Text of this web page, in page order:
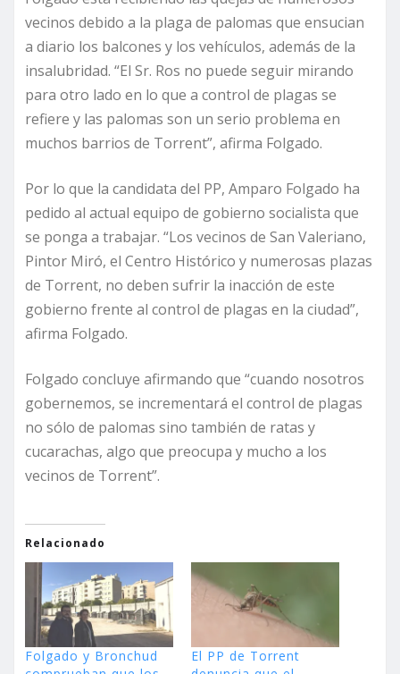
vecinos debido a la plaga de palomas que ensucian
a diario los balcones y los vehículos, además de la
insalubridad. “El Sr. Ros no puede seguir mirando
para otro lado en lo que a control de plagas se
refiere y las palomas son un serio problema en
muchos barrios de Torrent”, afirma Folgado.
Por lo que la candidata del PP, Amparo Folgado ha
pedido al actual equipo de gobierno socialista que
se ponga a trabajar. “Los vecinos de San Valeriano,
Pintor Miró, el Centro Histórico y numerosas plazas
de Torrent, no deben sufrir la inacción de este
gobierno frente al control de plagas en la ciudad”,
afirma Folgado.
Folgado concluye afirmando que “cuando nosotros
gobernemos, se incrementará el control de plagas
no sólo de palomas sino también de ratas y
cucarachas, algo que preocupa y mucho a los
vecinos de Torrent”.
Relacionado
Folgado y Bronchud
El PP de Torrent